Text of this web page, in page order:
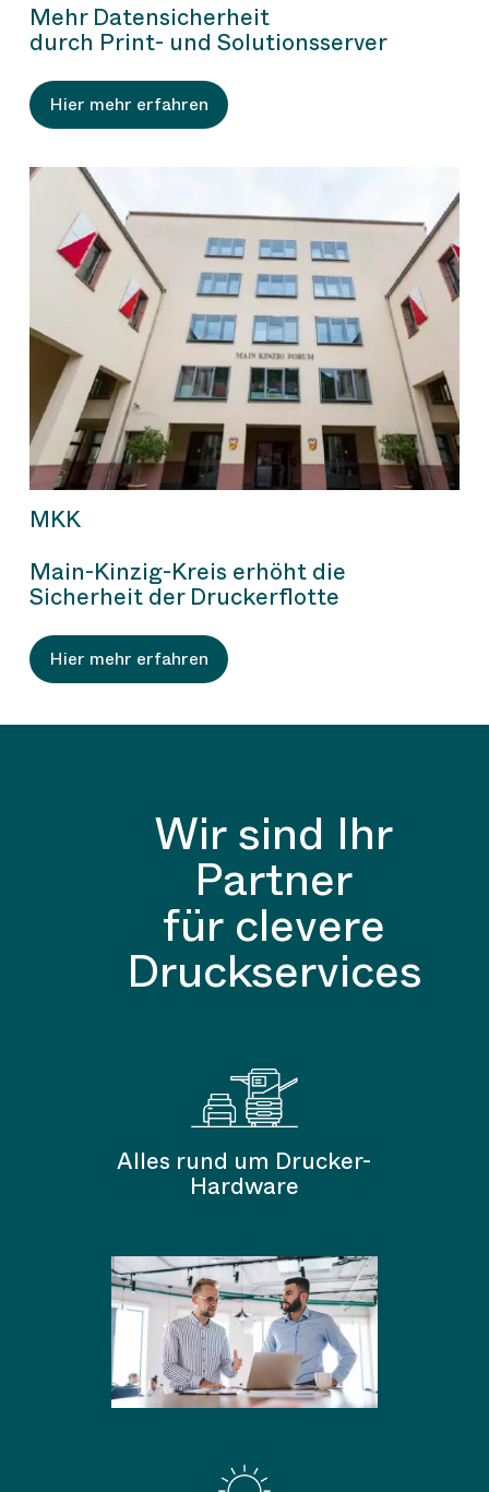
Mehr Datensicherheit
durch Print- und Solutionsserver
Hier mehr erfahren
MKK
Main-Kinzig-Kreis erhöht die
Sicherheit der Druckerflotte
Hier mehr erfahren
Wir sind Ihr
Partner
für clevere
Druckservices
Alles rund um Drucker-
Hardware